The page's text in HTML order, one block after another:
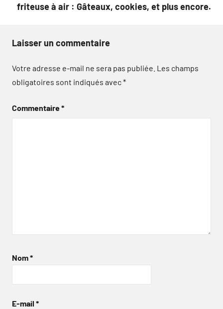
friteuse à air : Gâteaux, cookies, et plus encore.
Laisser un commentaire
Votre adresse e-mail ne sera pas publiée. Les champs
obligatoires sont indiqués avec*
Commentaire*
Nom*
E-mail *